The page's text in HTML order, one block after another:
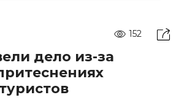
152
дело из-за